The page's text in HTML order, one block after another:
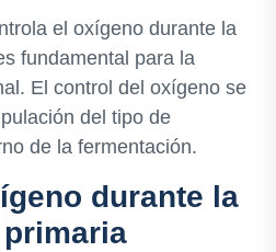
el oxígeno durante la
fundamental para la
El control del oxígeno se
del tipo de
de la fermentación.
durante la